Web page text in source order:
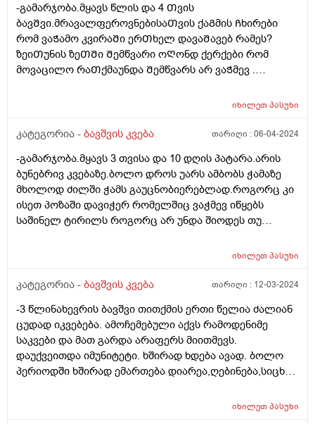
-გამარჯობა.მყავს წლის და 4 Თვის
ბავᲨვი.მრავალფეროვნებისაᲗვის ქაᲒმის Ჩხირები
რომ ვაᲭამო კვირაᲨი ერᲗხელ დავაᲨავებ რამეს?
ზეიᲗუნის ზეᲗᲨი Შემწვარი ოᲦონდ ქერქები რომ
მოვაცილო რაᲗქმაუნდა Შემწვარს არ ვაᲭმევ .
იხილეთპასუხი
კატეგორია - ბავშვის კვება თარიღი :06-04-2024
-გამარჯობა.მყავს 3 თვისა და 10 დღის პატარა.არის
ბუნებრივ კვებაზე.ბოლო დროს უარს ამბობს ჭამაზე
მხოლოდ ძილში ჭამს გაუცნობიერებლად.როგორც კი
ისეთ პოზაში დავიჭერ რომელშიც ვაჭმევ იწყებს
საშინელ ტირილს როგორც არ უნდა შიოდეს თუ
პედიატრთან,მაგრამ ვერ მითხრა რა სჭირდა იმიტომ
და არც სხვა რამ.მერე მე მოვიძიე და ვნახე Behavioral
ემთხვევა.
იხილეთპასუხი
კატეგორია - ბავშვის კვება თარიღი : 12-03-2024
-3 წლინახევრის ბავშვი თითქმის ერთი წელია ძალიან
ცუდად იკვებება. ამოჩემებული აქვს რამოდენიმე
საკვები და მათ გარდა არაფერს მიითმევს.
დაუქვეითდა იმუნიტეტი. ხშირად ხდება ავად. ბოლო
პერიოდში ხშირად ემართება დიარეა,ღებინება,სიცხე.
იხილეთპასუხი